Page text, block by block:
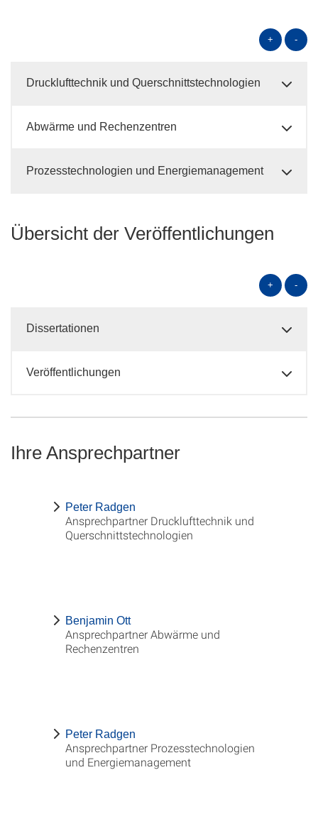
+ -
Drucklufttechnik und Querschnittstechnologien
Abwärme und Rechenzentren
Prozesstechnologien und Energiemanagement
Übersicht der Veröffentlichungen
+ -
Dissertationen
Veröffentlichungen
Ihre Ansprechpartner
Peter Radgen
Ansprechpartner Drucklufttechnik und
Querschnittstechnologien
Benjamin Ott
Ansprechpartner Abwärme und
Rechenzentren
Peter Radgen
Ansprechpartner Prozesstechnologien
und Energiemanagement